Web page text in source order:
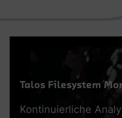
Talos Filesystem
Kontinuierliche